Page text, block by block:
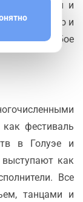
Пабы и
блюда, но и
особое
фестиваль
в Голуэе и
как
Все
танцами и